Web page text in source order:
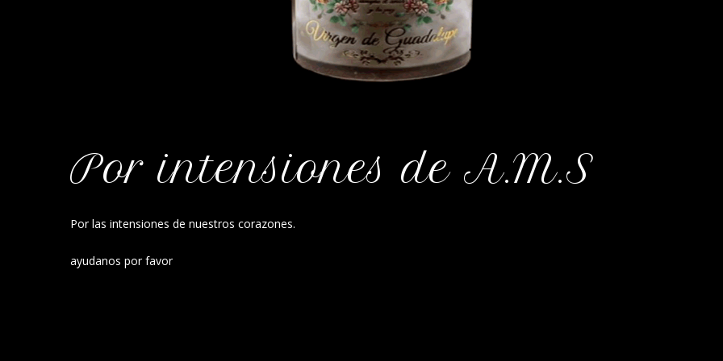
Por intensiones de A.M.S
Por las intensiones de nuestros corazones.
ayudanos por favor